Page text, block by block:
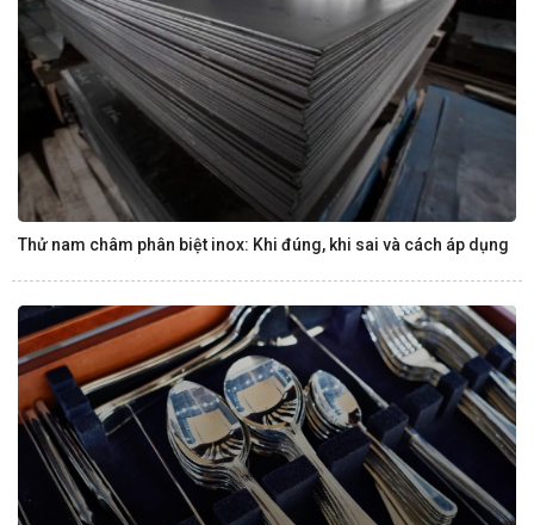
Thử nam châm phân biệt inox: Khi đúng, khi sai và cách áp dụng